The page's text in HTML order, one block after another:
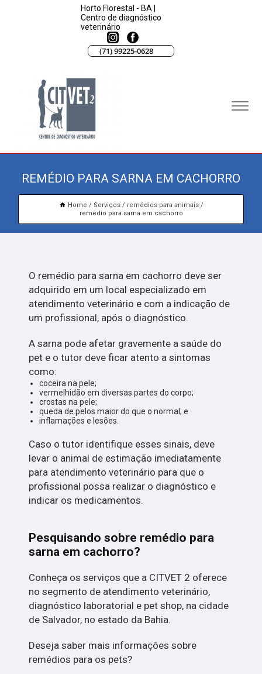
Horto Florestal - BA |
Centro de diagnóstico
veterinário
(71) 99225-0628
REMÉDIO PARA SARNA EM CACHORRO
Home Serviços
remédios para animais
remédio para sarna em cachorro
O remédio para sarna em cachorro deve ser
adquirido em um local especializado em
atendimento veterinário e com a indicação de
um profissional, após o diagnóstico.
A sarna pode afetar gravemente a saúde do
pet e o tutor deve ficar atento a sintomas
como:
coceira na pele;
vermelhidão em diversas partes do corpo;
crostas na pele;
queda de pelos maior do que o normal; e
inflamações e lesões.
Caso o tutor identifique esses sinais, deve
levar o animal de estimação imediatamente
para atendimento veterinário para que o
profissional possa realizar o diagnóstico e
indicar os medicamentos.
Pesquisando sobre remédio para
sarna em cachorro?
Conheça os serviços que a CITVET 2 oferece
no segmento de atendimento veterinário,
diagnóstico laboratorial e pet shop, na cidade
de Salvador, no estado da Bahia.
Deseja saber mais informações sobre
remédios para os pets?